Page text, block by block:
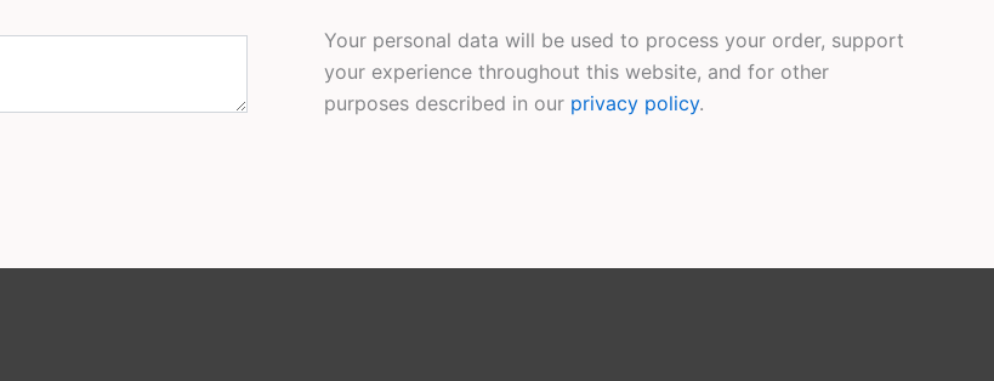
Your personal data will be used to process your order, support
your experience throughout this website, and for other
purposes described in our privacy policy.